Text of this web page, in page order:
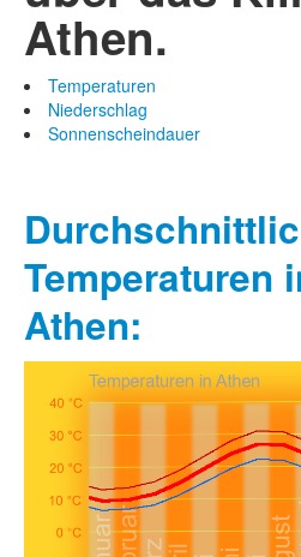
Athen.
Temperaturen
Niederschlag
Sonnenscheindauer
Temperaturen
Athen: